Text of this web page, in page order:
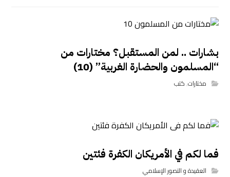
بشارات .. لمن المستقبل؟ مختارات من
“المسلمون والحضارة الغربية” (10)
مختارات,كتب
فما لكم في الأمريكان الكفرة فئتين
العقيدة و التصور الإسلامي